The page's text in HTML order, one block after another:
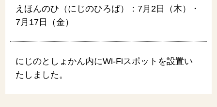
えほんのひ（にじのひろば）：7月2日（木）・
7月17日（金）
にじのとしょかん内にWi-Fiスポットを設置い
たしました。